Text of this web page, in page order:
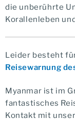
die unberührte
Korallenleben
Leider besteht
Reisewarnung
Myanmar ist im
fantastisches
Kontakt mit